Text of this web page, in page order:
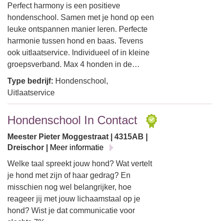
Perfect harmony is een positieve
hondenschool. Samen met je hond op een
leuke ontspannen manier leren. Perfecte
harmonie tussen hond en baas. Tevens
ook uitlaatservice. Individueel of in kleine
groepsverband. Max 4 honden in de…
Type bedrijf: Hondenschool,
Uitlaatservice
Hondenschool In Contact
Meester Pieter Moggestraat | 4315AB |
Dreischor |
Meer informatie
Welke taal spreekt jouw hond? Wat vertelt
je hond met zijn of haar gedrag? En
misschien nog wel belangrijker, hoe
reageer jij met jouw lichaamstaal op je
hond? Wist je dat communicatie voor